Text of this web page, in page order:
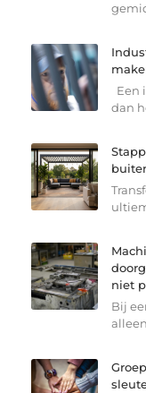
Een
dan
niet
Bij